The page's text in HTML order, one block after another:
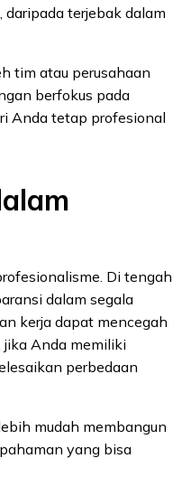
terjebak dalam
tim atau perusahaan
berfokus pada
Anda tetap profesional
Di tengah
dalam segala
kerja dapat mencegah
Anda memiliki
perbedaan
mudah membangun
yang bisa